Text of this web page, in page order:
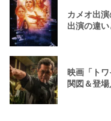
カメオ出
出演の違
映画「ト
関図＆登場